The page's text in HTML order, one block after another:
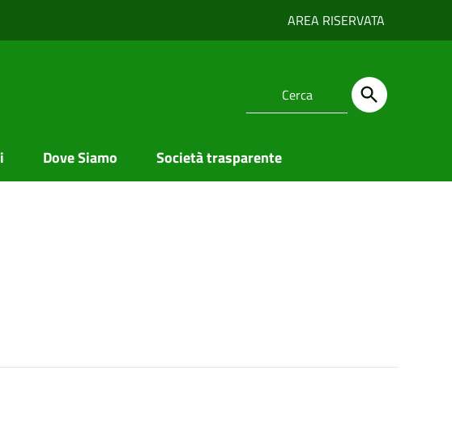
AREA RISERVATA
Dove Siamo Società trasparente